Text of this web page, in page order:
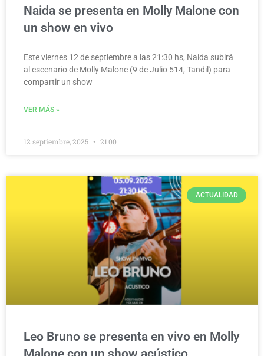
Naida se presenta en Molly Malone con
un show en vivo
Este viernes 12 de septiembre a las 21:30 hs, Naida subirá
al escenario de Molly Malone (9 de Julio 514, Tandil) para
compartir un show
VER MÁS »
12 septiembre, 2025 21:00
ACTUALIDAD
Leo Bruno se presenta en vivo en Molly